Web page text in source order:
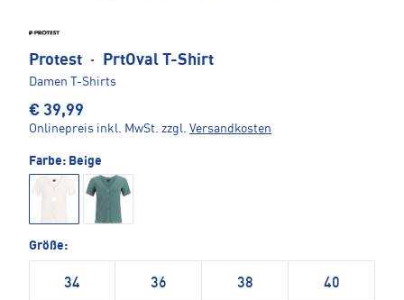
Protest · PrtOval T-Shirt
Damen T-Shirts
€ 39,99
Onlinepreis inkl. MwSt. zzgl. Versandkosten
Farbe: Beige
Größe:
34 36 38 40